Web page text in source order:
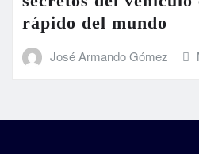
rápido del mundo
José Armando Gómez